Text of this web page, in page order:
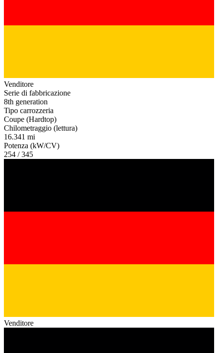
Venditore
Serie di fabbricazione
8th generation
Tipo carrozzeria
Coupe (Hardtop)
Chilometraggio (lettura)
16.341 mi
Potenza (kW/CV)
254 / 345
Venditore